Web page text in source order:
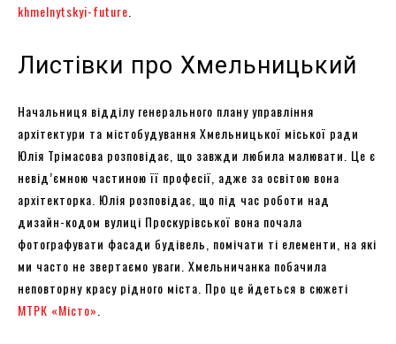
khmelnytskyi-future
Листівки про Хмельницький
Начальниця відділу генерального плану управління
архітектури та містобудування Хмельницької міської ради
Юлія Трімасова розповідає, що завжди любила малювати. Це є
невід’ємною частиною її професії, адже за освітою вона
архітекторка. Юлія розповідає, що під час роботи над
дизайн-кодом вулиці Проскурівської вона почала
фотографувати фасади будівель, помічати ті елементи, на які
ми часто не звертаємо уваги. Хмельничанка побачила
неповторну красу рідного міста. Про це йдеться в сюжеті
МТРК «Місто»